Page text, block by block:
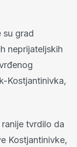
su grad
neprijateljskih
Kostjantinivka,
tvrdilo da
Kostjantinivke,